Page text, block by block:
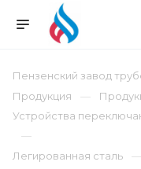
Пензенский завод
Продукция
Устройства
Легированная сталь